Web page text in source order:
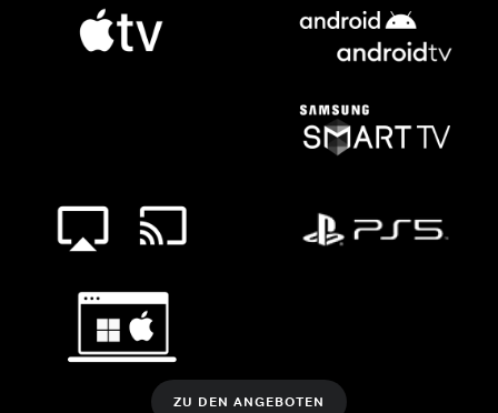
ZU DEN ANGEBOTEN